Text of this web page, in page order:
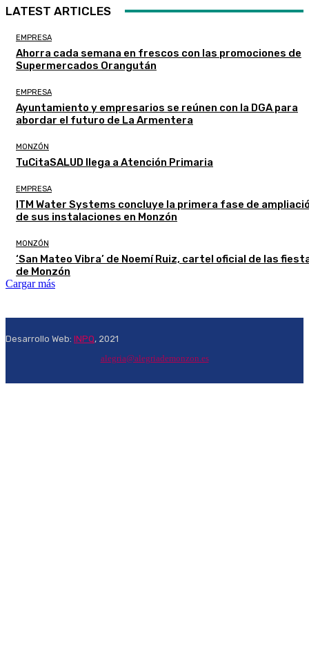
LATEST ARTICLES
EMPRESA
Ahorra cada semana en frescos con las promociones de
Supermercados Orangután
EMPRESA
Ayuntamiento y empresarios se reúnen con la DGA para
abordar el futuro de La Armentera
MONZÓN
TuCitaSALUD llega a Atención Primaria
EMPRESA
ITM Water Systems concluye la primera fase de
de sus instalaciones en Monzón
MONZÓN
‘San Mateo Vibra’ de Noemí Ruiz, cartel oficial de las
de Monzón
Cargar más
Desarrollo Web: INPQ, 2021
alegria@alegriademonzon.es